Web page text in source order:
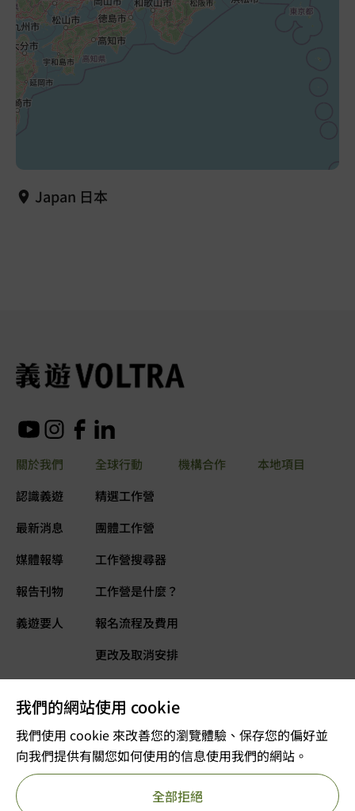
我們的網站使用 cookie
我們使用 cookie 來改善您的瀏覽體驗、保存您的偏好並
向我們提供有關您如何使用的信息使用我們的網站。
全部拒絕
Japan 日本
關於我們
認識義遊
最新消息
媒體報導
報告刊物
義遊要人
全球行動
精選工作營
團體工作營
工作營搜尋器
工作營是什麼？
報名流程及費用
更改及取消安排
本地項目
義遊網誌
機構合作
立即捐款
©2025 版權屬VOLTRA義遊所有
註冊及編號：公司註冊 53610456獲豁免繳稅的慈善團體